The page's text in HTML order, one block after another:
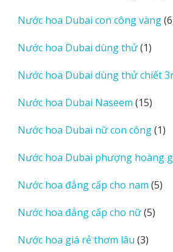
Nước hoa Dubai con công vàng 6
Nước hoa Dubai dùng thử 11
Nước hoa Dubai dùng thử chiết
Nước hoa Dubai Naseem 1515
phẩm
Nước hoa Dubai nữ con công 11
Nước hoa Dubai phượng hoàng
Nước hoa đẳng cấp cho nam 55
Nước hoa đẳng cấp cho nữ 55
Nước hoa giá rẻ thơm lâu 33